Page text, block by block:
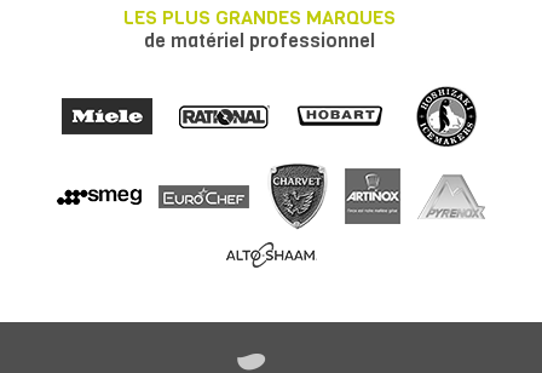
LES PLUS GRANDES MARQUES
de matériel professionnel